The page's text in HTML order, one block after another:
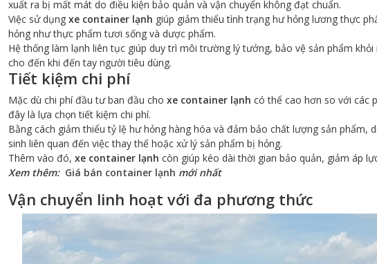
xuất ra bị mất mát do điều kiện bảo quản và vận chuyển không đạt chuẩn.
Việc sử dụng xe container lạnh giúp giảm thiểu tình trạng hư hỏng lương thực
hỏng như thực phẩm tươi sống và dược phẩm.
Hệ thống làm lạnh liên tục giúp duy trì môi trường lý tưởng, bảo vệ sản phẩm
cho đến khi đến tay người tiêu dùng.
Tiết kiệm chi phí
Mặc dù chi phí đầu tư ban đầu cho xe container lạnh có thể cao hơn so với các
đây là lựa chọn tiết kiệm chi phí.
Bằng cách giảm thiểu tỷ lệ hư hỏng hàng hóa và đảm bảo chất lượng sản phẩm,
sinh liên quan đến việc thay thế hoặc xử lý sản phẩm bị hỏng.
Thêm vào đó, xe container lạnh còn giúp kéo dài thời gian bảo quản, giảm áp
Xem thêm: Giá bán container lạnh mới nhất
Vận chuyển linh hoạt với đa phương thức